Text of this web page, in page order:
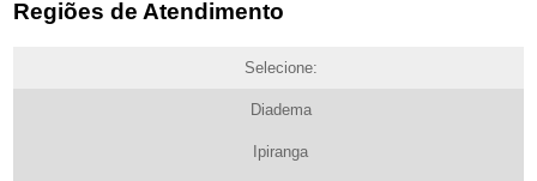
Regiões de Atendimento
Selecione:
Diadema
Ipiranga